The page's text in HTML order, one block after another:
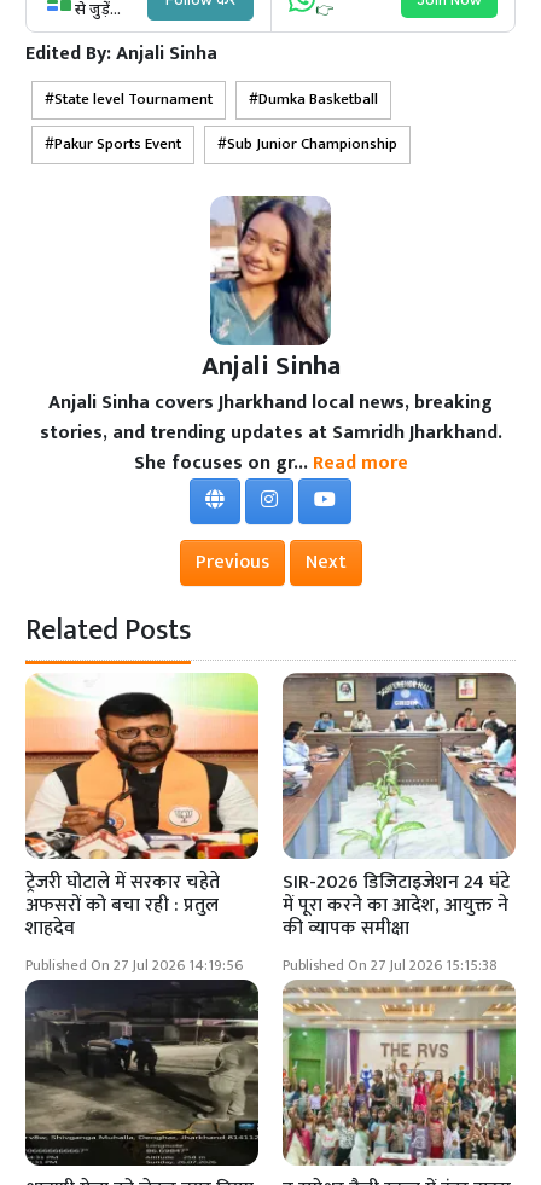
से जुड़ें... 👉
Edited By:Anjali Sinha
State level Tournament
Dumka Basketball
Pakur Sports Event
Sub Junior Championship
Anjali Sinha
Anjali Sinha covers Jharkhand local news, breaking
stories, and trending updates at Samridh Jharkhand.
She focuses on gr... Read more
Previous Next
Related Posts
ट्रेजरी घोटाले में सरकार चहेते
अफसरों को बचा रही : प्रतुल
शाहदेव
Published On 27 Jul 2026 14:19:56
SIR-2026 डिजिटाइजेशन 24 घंटे
में पूरा करने का आदेश, आयुक्त ने
की व्यापक समीक्षा
Published On 27 Jul 2026 15:15:38